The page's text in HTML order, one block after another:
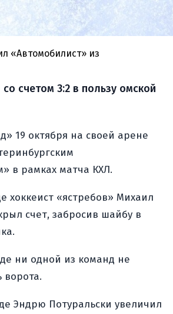
«Автомобилист» из
счетом 3:2 в пользу омской
19 октября на своей арене
в рамках матча КХЛ.
хоккеист «ястребов» Михаил
счет, забросив шайбу в
ни одной из команд не
ворота.
Эндрю Потуральски увеличил